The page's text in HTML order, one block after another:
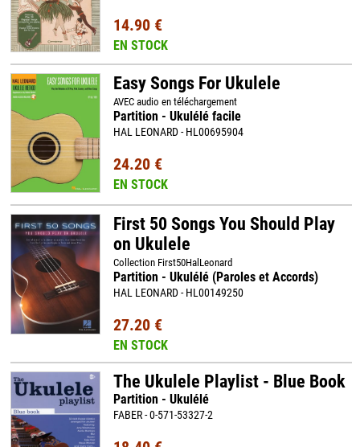
14.90 €
EN STOCK
Easy Songs For Ukulele
AVEC audio en téléchargement
Partition - Ukulélé facile
HAL LEONARD - HL00695904
24.20 €
EN STOCK
First 50 Songs You Should Play
on Ukulele
Collection First50HalLeonard
Partition - Ukulélé (Paroles et Accords)
HAL LEONARD - HL00149250
27.20 €
EN STOCK
The Ukulele Playlist - Blue Book
Partition - Ukulélé
FABER - 0-571-53327-2